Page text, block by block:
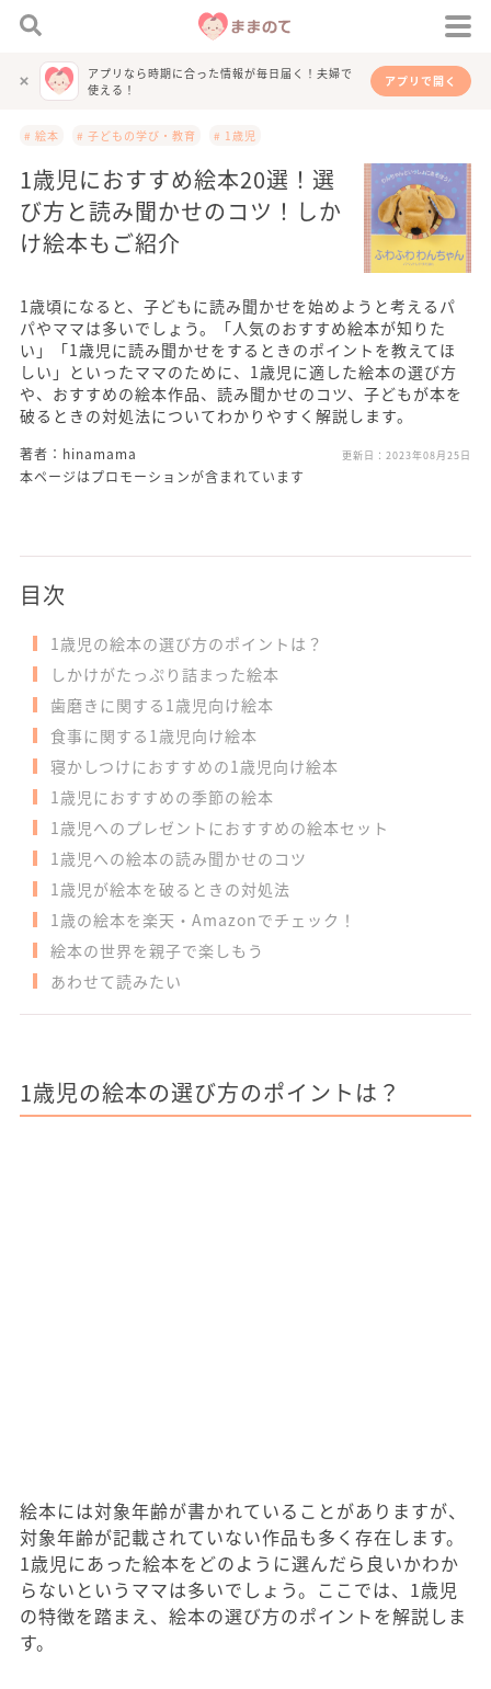
アプリなら時期に合った情報が毎日届く！夫婦で
使える！
アプリで開く
# 絵本 # 子どもの学び・教育 # 1歳児
1歳児におすすめ絵本20選！選
び方と読み聞かせのコツ！しか
け絵本もご紹介
1歳頃になると、子どもに読み聞かせを始めようと考えるパ
パやママは多いでしょう。「人気のおすすめ絵本が知りた
い」「1歳児に読み聞かせをするときのポイントを教えてほ
しい」といったママのために、1歳児に適した絵本の選び方
や、おすすめの絵本作品、読み聞かせのコツ、子どもが本を
破るときの対処法についてわかりやすく解説します。
著者：hinamama 更新日： 2023年08月25日
本ページはプロモーションが含まれています
目次
1歳児の絵本の選び方のポイントは？
しかけがたっぷり詰まった絵本
歯磨きに関する1歳児向け絵本
食事に関する1歳児向け絵本
寝かしつけにおすすめの1歳児向け絵本
1歳児におすすめの季節の絵本
1歳児へのプレゼントにおすすめの絵本セット
1歳児への絵本の読み聞かせのコツ
1歳児が絵本を破るときの対処法
1歳の絵本を楽天・Amazonでチェック！
絵本の世界を親子で楽しもう
あわせて読みたい
1歳児の絵本の選び方のポイントは？
絵本には対象年齢が書かれていることがありますが、
対象年齢が記載されていない作品も多く存在します。
1歳児にあった絵本をどのように選んだら良いかわか
らないというママは多いでしょう。ここでは、1歳児
の特徴を踏まえ、絵本の選び方のポイントを解説しま
す。